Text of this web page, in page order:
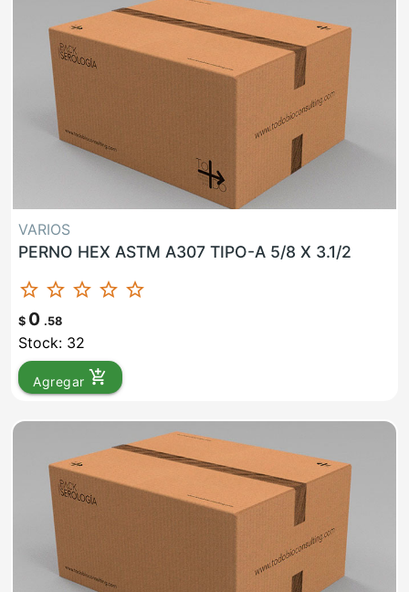
VARIOS
PERNO HEX ASTM A307 TIPO-A 5/8 X 3.1/2
star_border star_border star_border star_border star_border
$ 0 .58
Stock: 32
Agregar add_shopping_cart